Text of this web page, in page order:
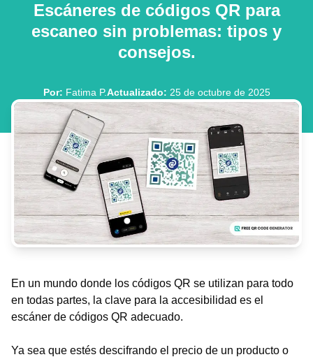
Escáneres de códigos QR para
escaneo sin problemas: tipos y
consejos.
Por: Fatima P.Actualizado: 25 de octubre de 2025
En un mundo donde los códigos QR se utilizan para todo
en todas partes, la clave para la accesibilidad es el
escáner de códigos QR adecuado.
Ya sea que estés descifrando el precio de un producto o